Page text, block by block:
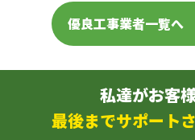
優良工事業者一覧へ
私達がお客
最後までサポート